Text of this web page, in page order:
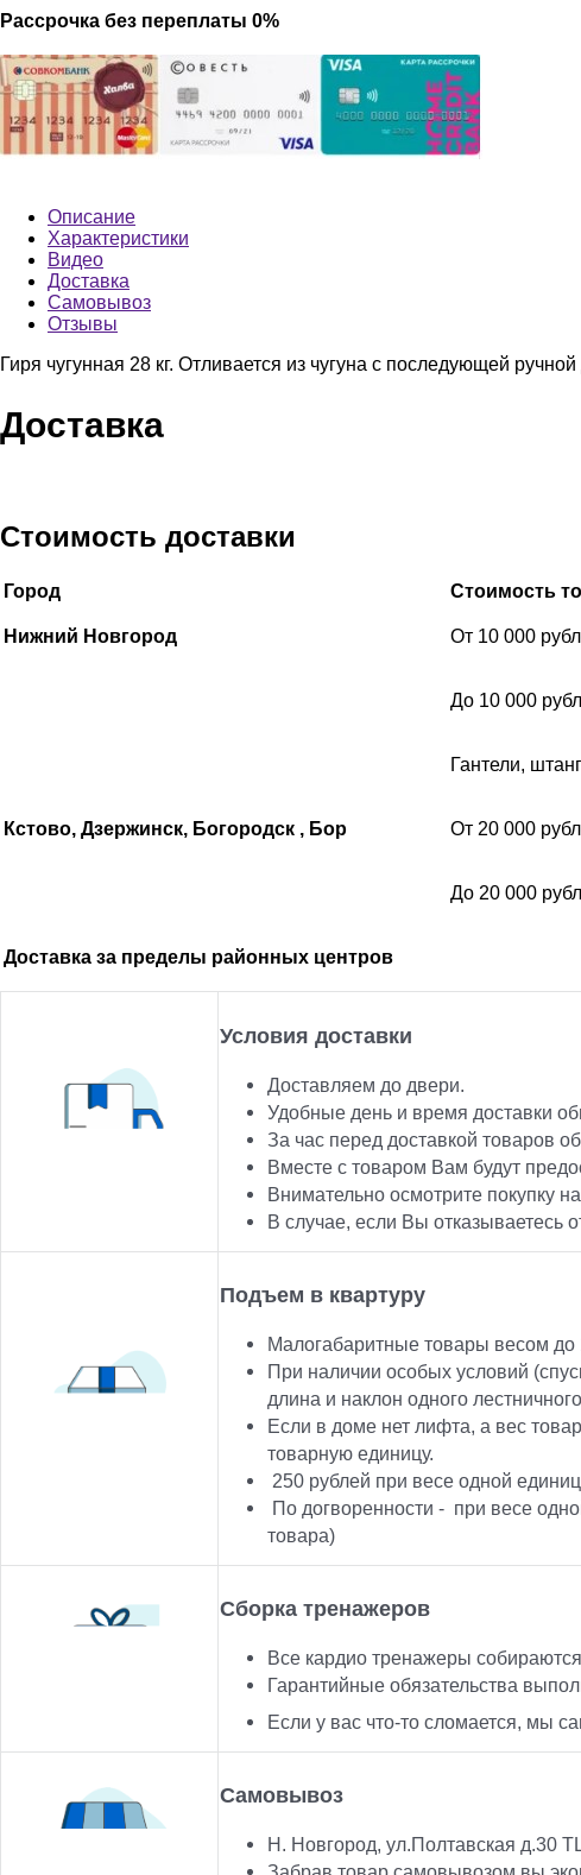
Рассрочка без переплаты 0%
Описание
Характеристики
Видео
Доставка
Самовывоз
Отзывы
Гиря чугунная 28 кг. Отливается из чугуна с последующей
Доставка
Стоимость доставки
Город Стоимость
Нижний Новгород От 10 000
До 10 000
Гантели,
Кстово, Дзержинск, Богородск , Бор От 20 000
До 20 000
Доставка за пределы районных центров
Условия доставки
Доставляем до двери.
Удобные день и время доставки
За час перед доставкой товаров
Вместе с товаром Вам будут
Внимательно осмотрите покупку
В случае, если Вы отказываетесь
Подъем в квартуру
Малогабаритные товары весом до
При наличии особых условий
длина и наклон одного
Если в доме нет лифта, а вес
товарную единицу.
250 рублей при весе одной
По догворенности - при весе
товара)
Сборка тренажеров
Все кардио тренажеры
Гарантийные обязательства
Если у вас что-то сломается, мы
Самовывоз
Н. Новгород, ул.Полтавская д.30